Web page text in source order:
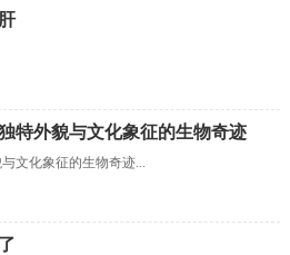
特外貌与文化象征的生物奇迹
文化象征的生物奇迹...